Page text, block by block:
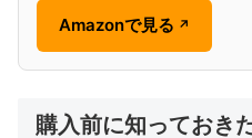
Amazonで見る ↗
購入前に知っておき